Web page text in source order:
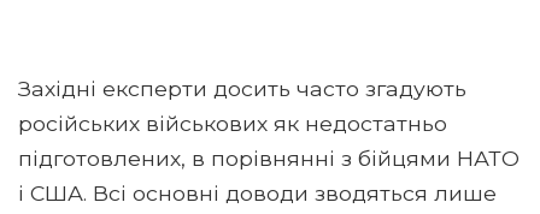
Західні експерти досить часто згадують
російських військових як недостатньо
підготовлених, в порівнянні з бійцями НАТО
і США. Всі основні доводи зводяться лише